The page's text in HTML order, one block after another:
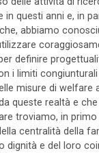
in questi anni e, in
abbiamo
definire
i limiti
misure di welfare
queste realtà e
troviamo, in primo
centralità della
dignità e del loro